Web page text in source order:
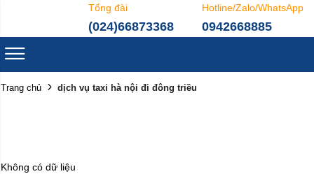
Tổng đài
(024)66873368
Hotline/Zalo/WhatsApp
0942668885
Trang chủ dịch vụ taxi hà nội đi đông triều
Không có dữ liệu